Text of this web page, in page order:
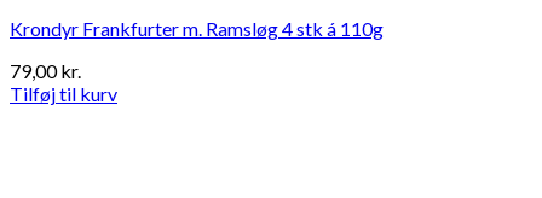
Krondyr Frankfurter m. Ramsløg 4 stk á 110g
79,00kr.
Tilføj til kurv